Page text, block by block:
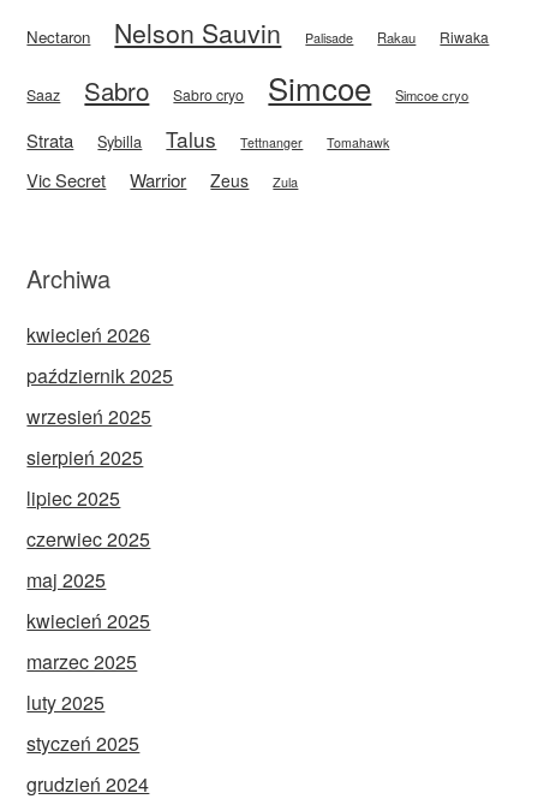
Nectaron Nelson Sauvin Palisade Rakau Riwaka
Saaz Sabro Sabro cryo Simcoe Simcoe cryo
Strata Sybilla Talus Tettnanger Tomahawk
Vic Secret Warrior Zeus Zula
Archiwa
kwiecień 2026
październik 2025
wrzesień 2025
sierpień 2025
lipiec 2025
czerwiec 2025
maj 2025
kwiecień 2025
marzec 2025
luty 2025
styczeń 2025
grudzień 2024